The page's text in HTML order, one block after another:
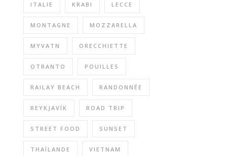
ITALIE KRABI LECCE
MONTAGNE MOZZARELLA
MYVATN ORECCHIETTE
OTRANTO POUILLES
RAILAY BEACH RANDONNÉE
REYKJAVÍK ROAD TRIP
STREET FOOD SUNSET
THAÏLANDE VIETNAM